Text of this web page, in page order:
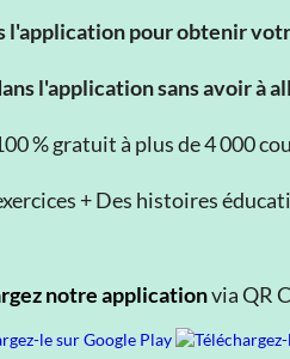
l'application pour obtenir
l'application sans avoir à
% gratuit à plus de 4 000
+ Des histoires
notre applicationvia QR